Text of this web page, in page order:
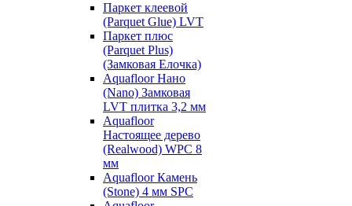
Паркет клеевой
(Parquet Glue) LVT
Паркет плюс
(Parquet Plus)
(Замковая Елочка)
Aquafloor Нано
(Nano) Замковая
LVT плитка 3,2 мм
Aquafloor
Настоящее дерево
(Realwood) WPC 8
мм
Aquafloor Камень
(Stone) 4 мм SPC